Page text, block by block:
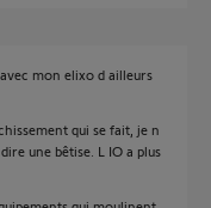
mon elixo d ailleurs
qui se fait, je n
une bêtise. L IO a plus